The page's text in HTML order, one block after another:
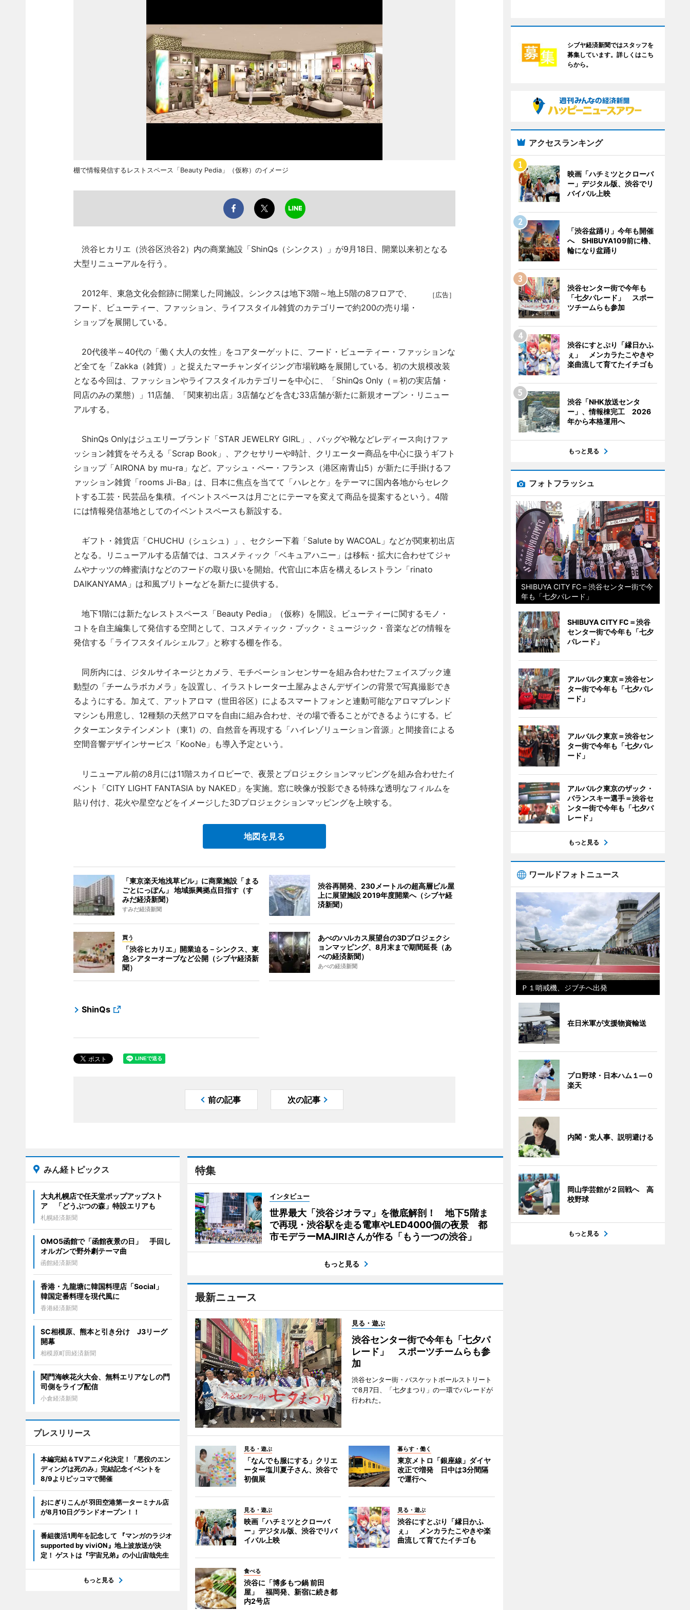
棚で情報発信するレストスペース「Beauty Pedia」（仮称）のイメージ
渋谷ヒカリエ（渋谷区渋谷2）内の商業施設「ShinQs（シンクス）」が9月18日、開業以来初となる
大型リニューアルを行う。
［広告］
2012年、東急文化会館跡に開業した同施設。シンクスは地下3階～地上5階の8フロアで、
フード、ビューティー、ファッション、ライフスタイル雑貨のカテゴリーで約200の売り場・
ショップを展開している。
20代後半～40代の「働く大人の女性」をコアターゲットに、フード・ビューティー・ファッションな
ど全てを「Zakka（雑貨）」と捉えたマーチャンダイジング市場戦略を展開している。初の大規模改装
となる今回は、ファッションやライフスタイルカテゴリーを中心に、「ShinQs Only（＝初の実店舗・
同店のみの業態）」11店舗、「関東初出店」3店舗などを含む33店舗が新たに新規オープン・リニュー
アルする。
ShinQs Onlyはジュエリーブランド「STAR JEWELRY GIRL」、バッグや靴などレディース向けファ
ッション雑貨をそろえる「Scrap Book」、アクセサリーや時計、クリエーター商品を中心に扱うギフト
ショップ「AIRONA by mu-ra」など。アッシュ・ペー・フランス（港区南青山5）が新たに手掛けるフ
ァッション雑貨「rooms Ji-Ba」は、日本に焦点を当てて「ハレとケ」をテーマに国内各地からセレク
トする工芸・民芸品を集積。イベントスペースは月ごとにテーマを変えて商品を提案するという。4階
には情報発信基地としてのイベントスペースも新設する。
ギフト・雑貨店「CHUCHU（シュシュ）」、セクシー下着「Salute by WACOAL」などが関東初出店
となる。リニューアルする店舗では、コスメティック「ベキュアハニー」は移転・拡大に合わせてジャ
ムやナッツの蜂蜜漬けなどのフードの取り扱いを開始。代官山に本店を構えるレストラン「rinato
DAIKANYAMA」は和風ブリトーなどを新たに提供する。
地下1階には新たなレストスペース「Beauty Pedia」（仮称）を開設。ビューティーに関するモノ・
コトを自主編集して発信する空間として、コスメティック・ブック・ミュージック・音楽などの情報を
発信する「ライフスタイルシェルフ」と称する棚を作る。
同所内には、ジタルサイネージとカメラ、モチベーションセンサーを組み合わせたフェイスブック連
動型の「チームラボカメラ」を設置し、イラストレーター土屋みよさんデザインの背景で写真撮影でき
るようにする。加えて、アットアロマ（世田谷区）によるスマートフォンと連動可能なアロマブレンド
マシンも用意し、12種類の天然アロマを自由に組み合わせ、その場で香ることができるようにする。ビ
クターエンタテインメント（東1）の、自然音を再現する「ハイレゾリューション音源」と間接音による
空間音響デザインサービス「KooNe」も導入予定という。
リニューアル前の8月には11階スカイロビーで、夜景とプロジェクションマッピングを組み合わせたイ
ベント「CITY LIGHT FANTASIA by NAKED」を実施。窓に映像が投影できる特殊な透明なフィルムを
貼り付け、花火や星空などをイメージした3Dプロジェクションマッピングを上映する。
地図を見る
「東京楽天地浅草ビル」に商業施設「まる
ごとにっぽん」 地域振興拠点目指す（す
みだ経済新聞）
すみだ経済新聞
渋谷再開発、230メートルの超高層ビル屋
上に展望施設 2019年度開業へ（シブヤ経
済新聞）
買う
「渋谷ヒカリエ」開業迫る－シンクス、東
急シアターオーブなど公開（シブヤ経済新
聞）
あべのハルカス展望台の3Dプロジェクシ
ョンマッピング、8月末まで期間延長（あ
べの経済新聞）
あべの経済新聞
ShinQs
前の記事 次の記事
特集
インタビュー
世界最大「渋谷ジオラマ」を徹底解剖！ 地下5階ま
で再現・渋谷駅を走る電車やLED4000個の夜景 都
市モデラーMAJIRIさんが作る「もう一つの渋谷」
もっと見る
最新ニュース
見る・遊ぶ
渋谷センター街で今年も「七夕パ
レード」 スポーツチームらも参
加
渋谷センター街・バスケットボールストリート
で8月7日、「七夕まつり」の一環でパレードが
行われた。
見る・遊ぶ
「なんでも服にする」クリエ
ーター塩川夏子さん、渋谷で
初個展
暮らす・働く
東京メトロ「銀座線」ダイヤ
改正で増発 日中は3分間隔
で運行へ
見る・遊ぶ
映画「ハチミツとクローバ
ー」デジタル版、渋谷でリバ
イバル上映
見る・遊ぶ
渋谷にすとぷり「縁日かふ
ぇ」 メンカラたこやきや楽
曲流して育てたイチゴも
食べる
渋谷に「博多もつ鍋 前田
屋」 福岡発、新宿に続き都
内2号店
みん経トピックス
大丸札幌店で任天堂ポップアップスト
ア 「どうぶつの森」特設エリアも
札幌経済新聞
OMO5函館で「函館夜景の日」 手回し
オルガンで野外劇テーマ曲
函館経済新聞
香港・九龍塘に韓国料理店「Social」
韓国定番料理を現代風に
香港経済新聞
SC相模原、熊本と引き分け J3リーグ
開幕
相模原町田経済新聞
関門海峡花火大会、無料エリアなしの門
司側をライブ配信
小倉経済新聞
プレスリリース
本編完結＆TVアニメ化決定！「悪役のエン
ディングは死のみ」完結記念イベントを
8/9よりピッコマで開催
おにぎりこんが 羽田空港第一ターミナル店
が8月10日グランドオープン！！
番組復活1周年を記念して 『マンガのラジオ
supported by viviON』地上波放送が決
定！ ゲストは『宇宙兄弟』の小山宙哉先生
もっと見る
シブヤ経済新聞ではスタッフを
募集しています。詳しくはこち
らから。
アクセスランキング
映画「ハチミツとクローバ
ー」デジタル版、渋谷でリ
バイバル上映
「渋谷盆踊り」今年も開催
へ SHIBUYA109前に櫓、
輪になり盆踊り
渋谷センター街で今年も
「七夕パレード」 スポー
ツチームらも参加
渋谷にすとぷり「縁日かふ
ぇ」 メンカラたこやきや
楽曲流して育てたイチゴも
渋谷「NHK放送センタ
ー」、情報棟完工 2026
年から本格運用へ
もっと見る
フォトフラッシュ
SHIBUYA CITY FC＝渋谷センター街で今
年も「七夕パレード」
SHIBUYA CITY FC＝渋谷
センター街で今年も「七夕
パレード」
アルバルク東京＝渋谷セン
ター街で今年も「七夕パレ
ード」
アルバルク東京＝渋谷セン
ター街で今年も「七夕パレ
ード」
アルバルク東京のザック・
バランスキー選手＝渋谷セ
ンター街で今年も「七夕パ
レード」
もっと見る
ワールドフォトニュース
Ｐ１哨戒機、ジブチへ出発
在日米軍が支援物資輸送
プロ野球・日本ハム１―０
楽天
内閣・党人事、説明避ける
岡山学芸館が２回戦へ 高
校野球
もっと見る